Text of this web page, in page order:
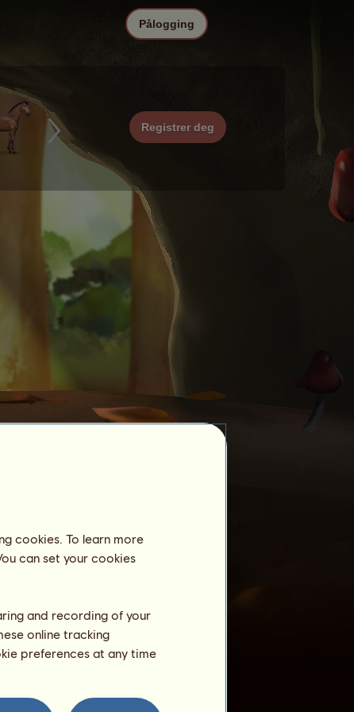
Registrer deg
Pålogging
Allerede 66 hester av rasenEkorn
1
Ekorn
idasweetie
3
idasweetie
cookies. To learn more
can set your cookies
and recording of your
online tracking
preferences at any time